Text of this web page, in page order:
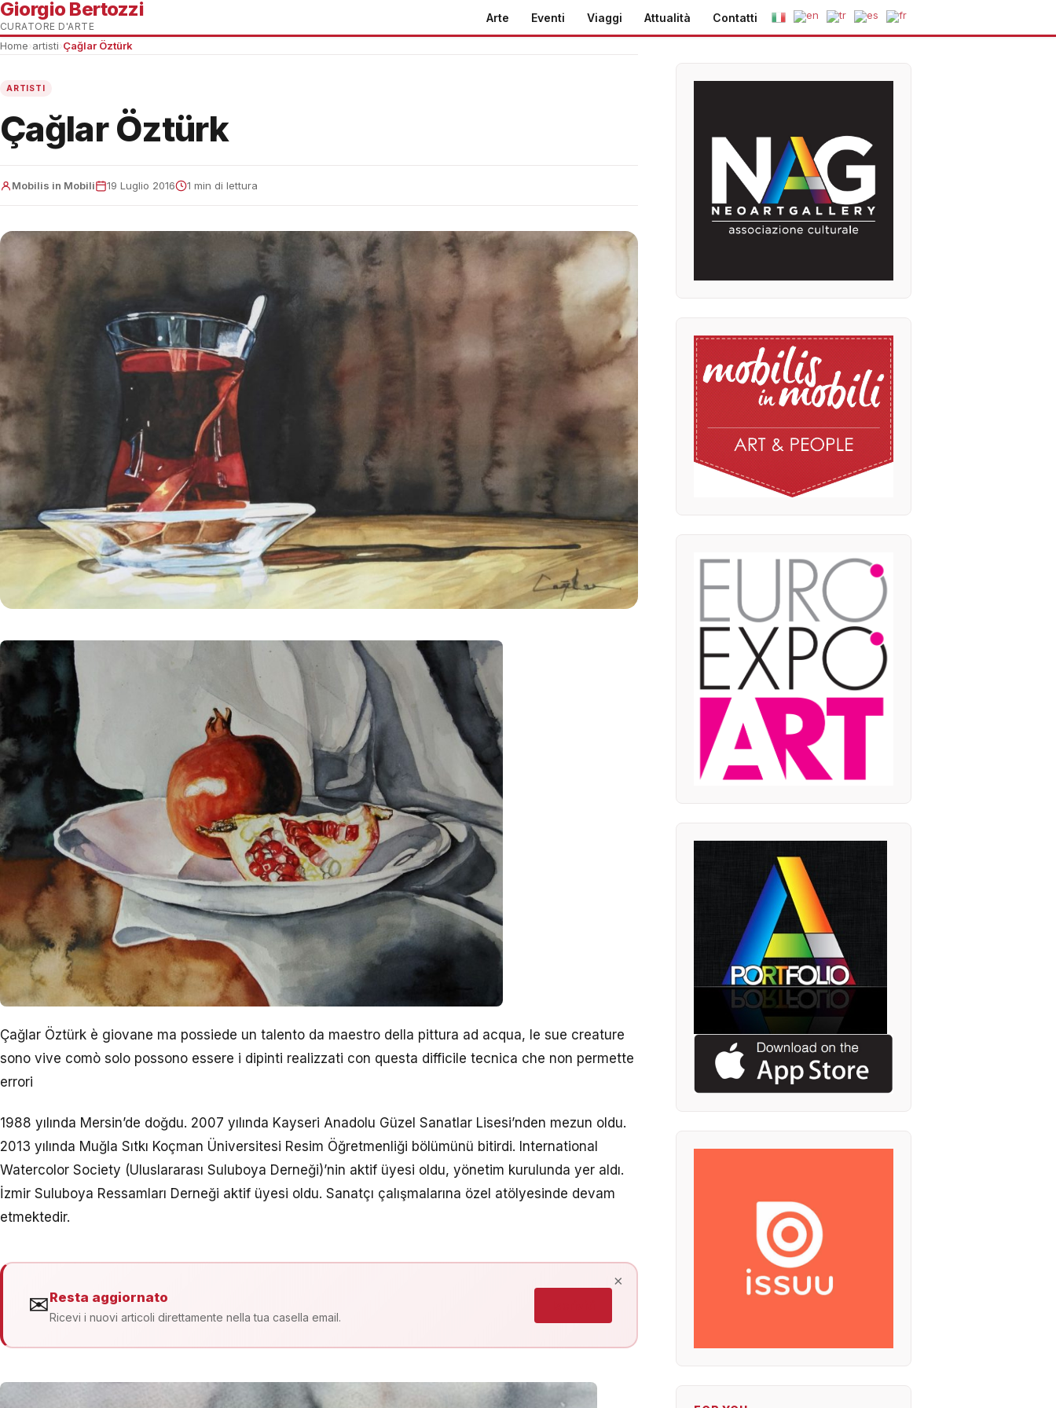
Giorgio Bertozzi
CURATORE D'ARTE
Arte Eventi Viaggi Attualità Contatti
Home artisti Çağlar Öztürk
ARTISTI
Çağlar Öztürk
Mobilis in Mobili 19 Luglio 2016 1 min di lettura
Çağlar Öztürk è giovane ma possiede un talento da maestro della pittura ad acqua, le sue creature
sono vive comò solo possono essere i dipinti realizzati con questa difficile tecnica che non permette
errori
1988 yılında Mersin’de doğdu. 2007 yılında Kayseri Anadolu Güzel Sanatlar Lisesi’nden mezun oldu.
2013 yılında Muğla Sıtkı Koçman Üniversitesi Resim Öğretmenliği bölümünü bitirdi. International
Watercolor Society (Uluslararası Suluboya Derneği)’nin aktif üyesi oldu, yönetim kurulunda yer aldı.
İzmir Suluboya Ressamları Derneği aktif üyesi oldu. Sanatçı çalışmalarına özel atölyesinde devam
etmektedir.
✉Resta aggiornato
Ricevi i nuovi articoli direttamente nella tua casella email.
×